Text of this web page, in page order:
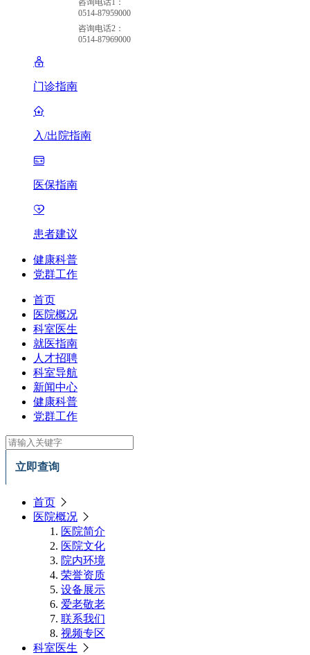
0514-87959000
咨询电话2：
0514-87969000
门诊指南
入/出院指南
医保指南
患者建议
健康科普
党群工作
首页
医院概况
科室医生
就医指南
人才招聘
科室导航
新闻中心
健康科普
党群工作
立即查询
首页
医院概况
医院简介
医院文化
院内环境
荣誉资质
设备展示
爱老敬老
联系我们
视频专区
科室医生